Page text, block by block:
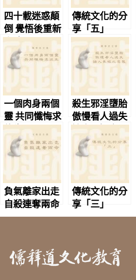
四十載迷惑顛
倒 覺悟後重新
上路
傳統文化的分
享「五」
一個肉身兩個
靈 共同懺悔求
往生
殺生邪淫墮胎
傲慢看人過失
論人長短之惡
報
負氣離家出走
自殺連奪兩命
傳統文化的分
享「三」